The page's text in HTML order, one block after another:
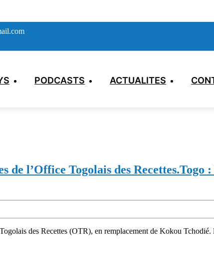
PODCASTS ACTUALITES
de l’Office Togolais des Recettes.Togo
des Recettes (OTR), en remplacement de Kokou